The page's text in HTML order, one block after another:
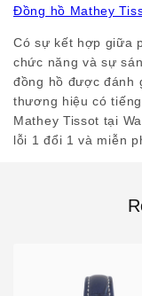
Đồng hồ Mathey
Có sự kết hợp giữa
chức năng và sự
đồng hồ được đánh
thương hiệu có
Mathey Tissot tại
lỗi 1 đổi 1 và miễn